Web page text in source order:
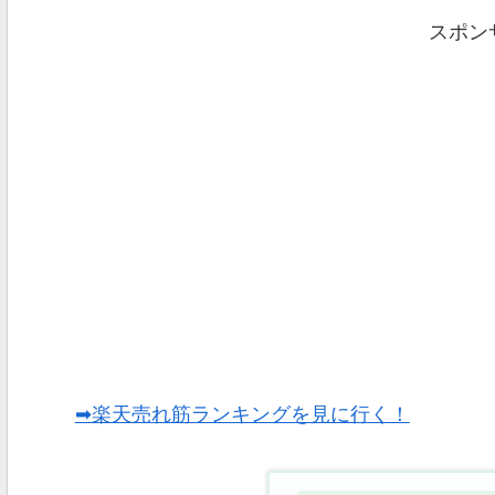
スポン
➡楽天売れ筋ランキングを見に行く！